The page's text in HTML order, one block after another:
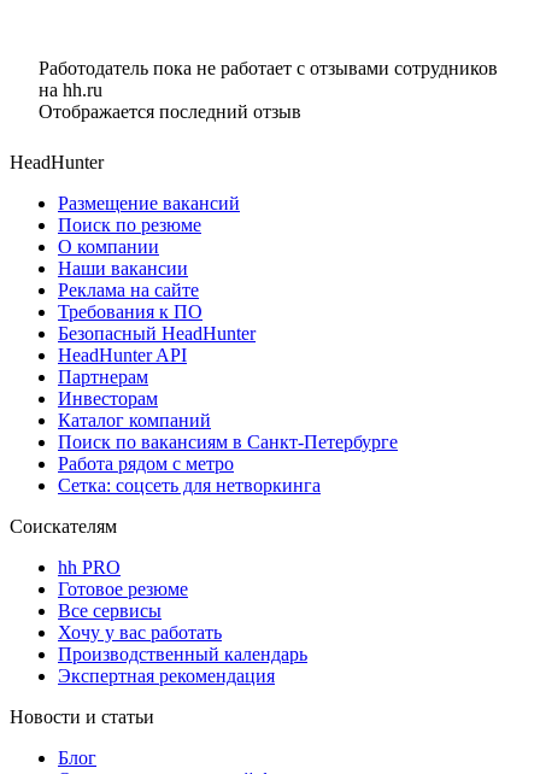
Работодатель пока не работает с отзывами сотрудников
на hh.ru
Отображается последний отзыв
HeadHunter
Размещение вакансий
Поиск по резюме
О компании
Наши вакансии
Реклама на сайте
Требования к ПО
Безопасный HeadHunter
HeadHunter API
Партнерам
Инвесторам
Каталог компаний
Поиск по вакансиям в Санкт-Петербурге
Работа рядом с метро
Сетка: соцсеть для нетворкинга
Соискателям
hh PRO
Готовое резюме
Все сервисы
Хочу у вас работать
Производственный календарь
Экспертная рекомендация
Новости и статьи
Блог